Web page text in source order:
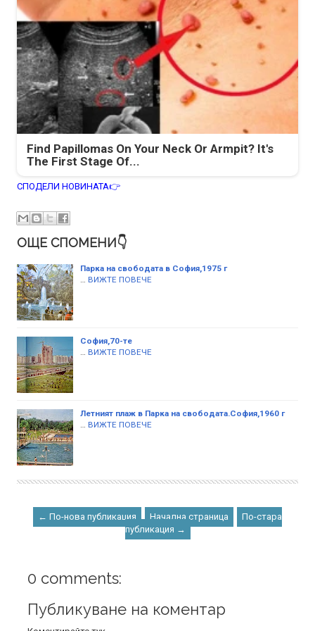
Find Papillomas On Your Neck Or Armpit? It's
The First Stage Of...
СПОДЕЛИ НОВИНАТА👉
ОЩЕ СПОМЕНИ👇
Парка на свободата в София,1975 г
ВИЖТЕ ПОВЕЧЕ
София,70-те
ВИЖТЕ ПОВЕЧЕ
Летният плаж в Парка на свободата.София,1960 г
ВИЖТЕ ПОВЕЧЕ
← По-нова публикация Начална страница
По-стара
публикация →
0 comments:
Публикуване на коментар